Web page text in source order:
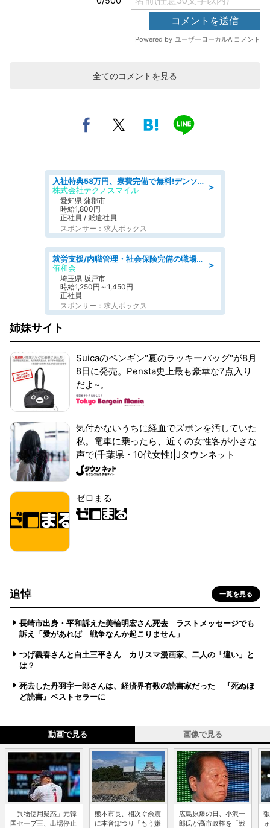
全てのコメントを見る
＞
入社特典58万円、寮費完備で無料!デンソーで働こう!自動車工場で小型部品の検査業務 denso aichi
株式会社テクノスマイル
愛知県 蒲郡市
時給1,800円
正社員 / 派遣社員
スポンサー：求人ボックス
＞
就労支援/内職管理・社会保険完備の職場で生活支援員
侑和会
埼玉県 坂戸市
時給1,250円～1,450円
正社員
スポンサー：求人ボックス
姉妹サイト
Suicaのペンギン"夏のラッキーバッグ"が8月
8日に発売。Pensta史上最も豪華な7点入り
だよ~。
気付かないうちに経血でズボンを汚していた
私。電車に乗ったら、近くの女性客が小さな
声で(千葉県・10代女性)|Jタウンネット
ゼロまる
追悼 一覧を見る
長崎市出身・平和訴えた美輪明宏さん死去 ラストメッセージでも
訴え「愛があれば 戦争なんか起こりません」
つげ義春さんと白土三平さん カリスマ漫画家、二人の「違い」と
は？
死去した丹羽宇一郎さんは、経済界有数の読書家だった 『死ぬほ
ど読書』ベストセラーに
動画で見る 画像で見る
「異物使用疑惑」元韓
国セーブ王、出場停止
熊本市長、相次ぐ余震
に本音ぽつり「もう嫌
広島原爆の日、小沢一
郎氏が高市政権を「戦